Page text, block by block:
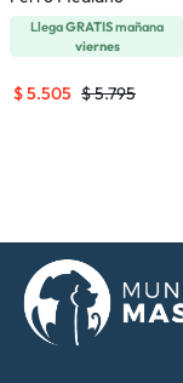
LlegaGRATISmañana
viernes
$5.795
$5.505